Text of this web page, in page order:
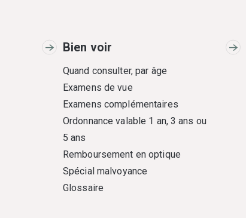
Bien voir
Quand consulter, par âge
Examens de vue
Examens complémentaires
Ordonnance valable 1 an, 3 ans ou
5 ans
Remboursement en optique
Spécial malvoyance
Glossaire